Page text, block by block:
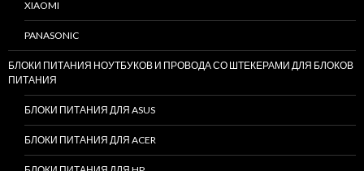
XIAOMI
PANASONIC
БЛОКИ ПИТАНИЯ НОУТБУКОВ И ПРОВОДА СО ШТЕКЕРАМИ ДЛЯ БЛОКОВ
ПИТАНИЯ
БЛОКИ ПИТАНИЯ ДЛЯ ASUS
БЛОКИ ПИТАНИЯ ДЛЯ ACER